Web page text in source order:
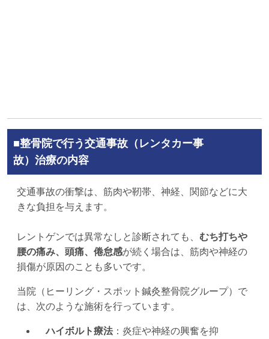
■整骨院で行う交通事故（レンタカー事
故）治療の内容
交通事故の衝撃は、筋肉や靭帯、神経、関節などに大
きな負担を与えます。
レントゲンでは異常なしと診断されても、 むち打ちや
腰の痛み、頭痛、倦怠感が続く場合は、筋肉や神経の
損傷が原因のことも多いです。
当院（ヒーリング・スポット鍼灸整骨院グループ）で
は、次のような施術を行っています。
ハイボルト療法 ：炎症や神経の興奮を抑